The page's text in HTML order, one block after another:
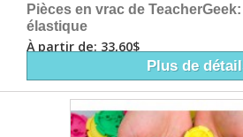
Pièces en vrac de
élastique
À partir de: 33,60$
Plus de